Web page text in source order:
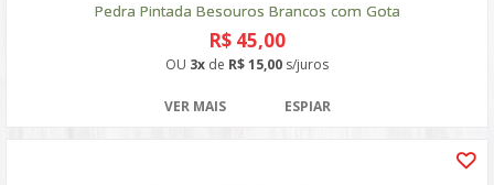
Pedra Pintada Besouros Brancos com Gota
R$ 45,00
OU 3x de R$ 15,00 s/juros
VER MAIS ESPIAR